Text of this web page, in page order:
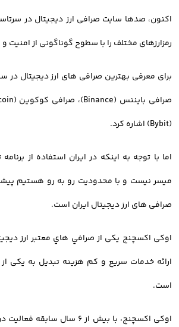
اکنون، صدها سایت صرافی ارز دیجیتال در
رمزارزهای مختلف را با سطوح گوناگونی از امنیت و
برای معرفی بهترین صرافی های ارز دیجیتال در
(Bybit) اشاره کرد.
اما با توجه به اینکه در ایران استفاده از
میسر نیست و با محدودیت رو به رو هستیم
صرافی های ارز دیجیتال ایران است.
اوکی اکسچنج یکی از صرافي هاي معتبر ارز
ارائه خدمات سریع و کم هزینه تبدیل به یکی
است.
اوکی اکسچنج، با بیش از ۶ سال